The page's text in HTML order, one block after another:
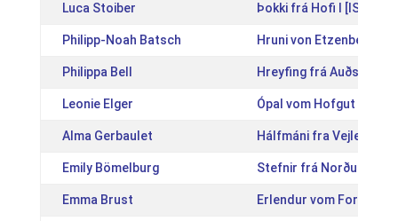
Luca Stoiber Þokki frá Hofi I
Philipp-Noah Batsch Hruni von Etzenberg
Philippa Bell Hreyfing frá
Leonie Elger Ópal vom Hofgut
Alma Gerbaulet Hálfmáni fra Vejlegaard
Emily Bömelburg Stefnir frá Norður-
Emma Brust Erlendur vom